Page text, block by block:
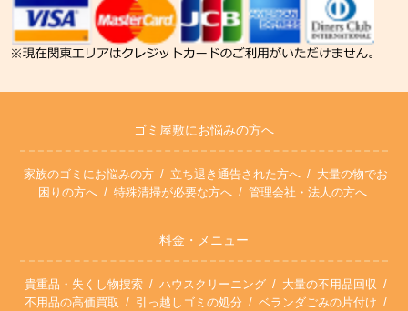
ゴミ屋敷にお悩みの方へ
家族のゴミにお悩みの方 立ち退き通告された方へ
大量の物でお
困りの方へ
特殊清掃が必要な方へ 管理会社・法人の方へ
料金・メニュー
貴重品・失くし物捜索 ハウスクリーニング
大量の不用品回収
不用品の高価買取
引っ越しゴミの処分
ベランダごみの片付け